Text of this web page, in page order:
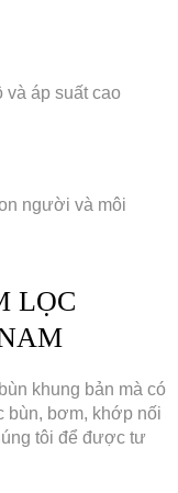
và áp suất cao
người và môi
LỌC
khung bản mà có
bùn, bơm, khớp nối
tôi để được tư